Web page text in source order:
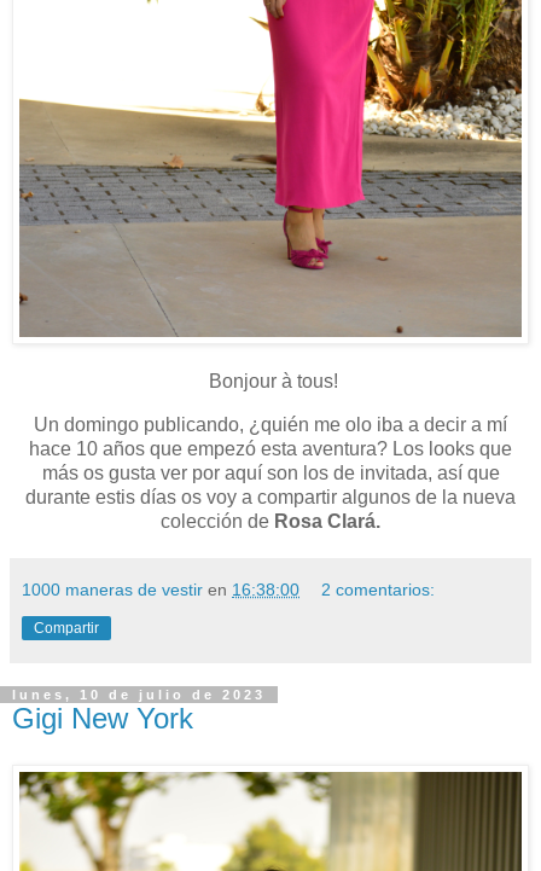
Bonjour à tous!
Un domingo publicando, ¿quién me olo iba a decir a mí
hace 10 años que empezó esta aventura? Los looks que
más os gusta ver por aquí son los de invitada, así que
durante estis días os voy a compartir algunos de la nueva
colección de Rosa Clará.
1000 maneras de vestir en 16:38:00 2 comentarios:
Compartir
lunes, 10 de julio de 2023
Gigi New York